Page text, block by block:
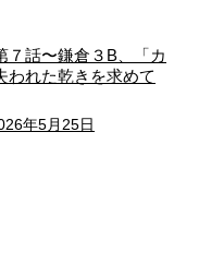
７話〜鎌倉３B、「カ
われた乾きを求めて
年5月25日